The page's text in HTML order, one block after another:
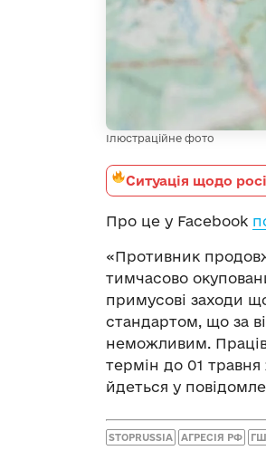
Ілюстраційне фото
Ситуація щодо
Про це у Facebook
«Противник
тимчасово
примусові заходи
стандартом, що за
неможливим.
термін до 01 травня
йдеться у
STOPRUSSIA АГРЕСІЯ РФ